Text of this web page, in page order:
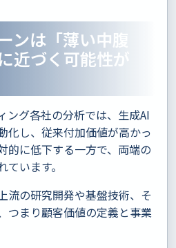
ンは「薄い中腹
近づく可能性が
ング各社の分析では、生成AI
化し、従来付加価値が高かっ
的に低下する一方で、両端の
います。
流の研究開発や基盤技術、そ
つまり顧客価値の定義と事業